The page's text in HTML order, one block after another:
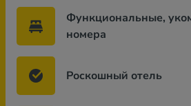
Функциональные,
номера
Роскошный отель